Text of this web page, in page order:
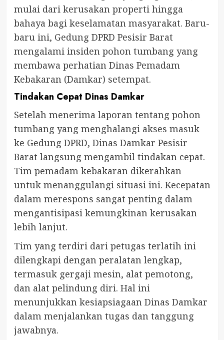
mulai dari kerusakan properti hingga
bahaya bagi keselamatan masyarakat. Baru-
baru ini, Gedung DPRD Pesisir Barat
mengalami insiden pohon tumbang yang
membawa perhatian Dinas Pemadam
Kebakaran (Damkar) setempat.
Tindakan Cepat Dinas Damkar
Setelah menerima laporan tentang pohon
tumbang yang menghalangi akses masuk
ke Gedung DPRD, Dinas Damkar Pesisir
Barat langsung mengambil tindakan cepat.
Tim pemadam kebakaran dikerahkan
untuk menanggulangi situasi ini. Kecepatan
dalam merespons sangat penting dalam
mengantisipasi kemungkinan kerusakan
lebih lanjut.
Tim yang terdiri dari petugas terlatih ini
dilengkapi dengan peralatan lengkap,
termasuk gergaji mesin, alat pemotong,
dan alat pelindung diri. Hal ini
menunjukkan kesiapsiagaan Dinas Damkar
dalam menjalankan tugas dan tanggung
jawabnya.